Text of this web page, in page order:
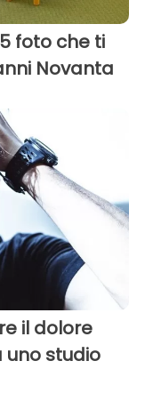
foto che ti
Novanta
il dolore
uno studio